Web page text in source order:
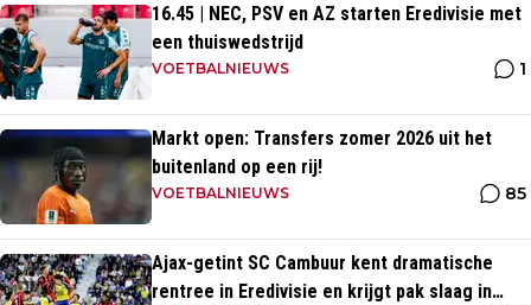
16.45 | NEC, PSV en AZ starten Eredivisie met
een thuiswedstrijd
VOETBALNIEUWS 1
Markt open: Transfers zomer 2026 uit het
buitenland op een rij!
VOETBALNIEUWS 85
Ajax-getint SC Cambuur kent dramatische
rentree in Eredivisie en krijgt pak slaag in